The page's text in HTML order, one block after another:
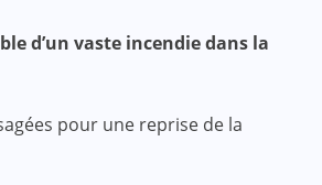
d’un vaste incendie dans la
pour une reprise de la